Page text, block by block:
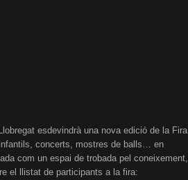
esdevindrà una nova edició de la Fira
concerts, mostres de balls… en
com un espai de trobada pel coneixement,
el llistat de participants a la fira: